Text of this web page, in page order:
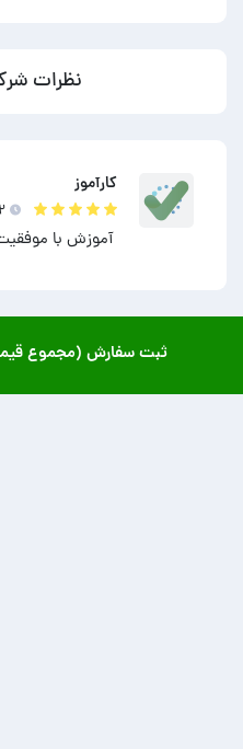
نظرات
کارآموز
۱۲
آموزش با
ثبت سفارش (مجموع